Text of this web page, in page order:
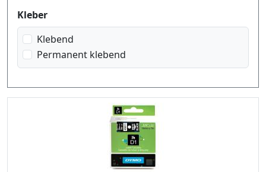
Kleber
Klebend
Permanent klebend